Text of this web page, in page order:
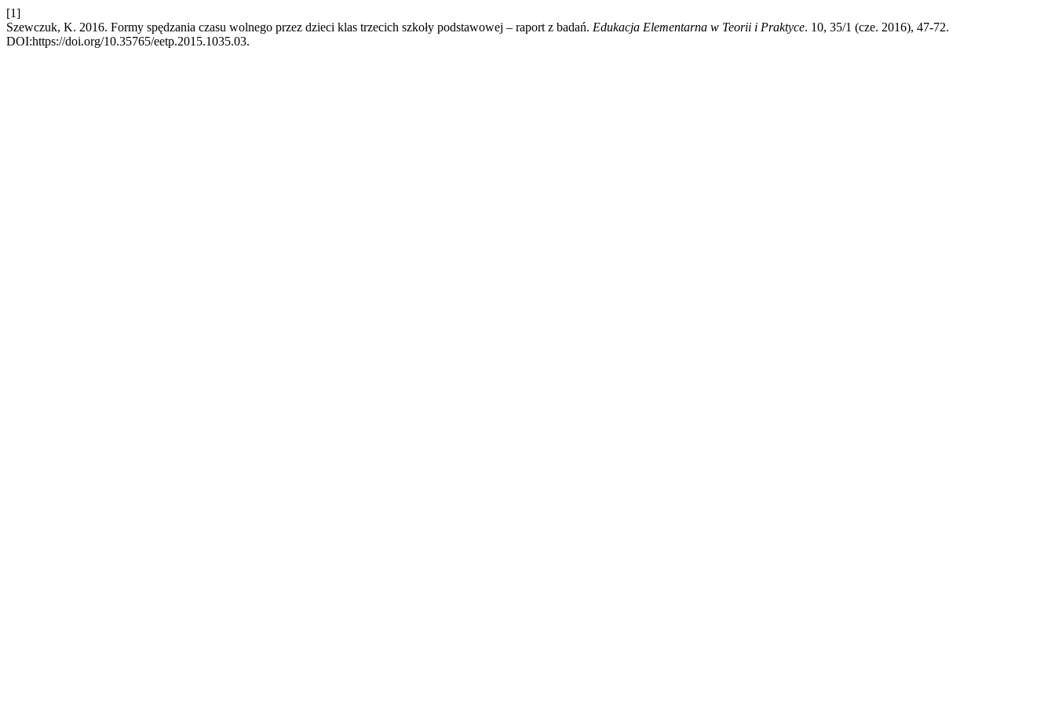
[1]
Szewczuk, K. 2016. Formy spędzania czasu wolnego przez dzieci klas trzecich szkoły podstawowej – raport z badań. Edukacja Elementarna w Teorii i Praktyce. 10, 35/1 (cze. 2016), 47-72.
DOI:https://doi.org/10.35765/eetp.2015.1035.03.